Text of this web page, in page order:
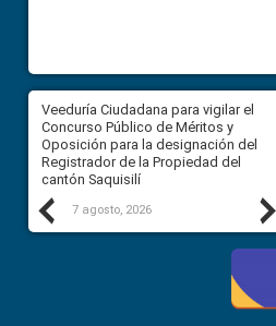
Previous
Veeduría Ciudadana para vigilar el
Concurso Público de Méritos y
Oposición para la designación del
Registrador de la Propiedad del
cantón Saquisilí
7 agosto, 2026